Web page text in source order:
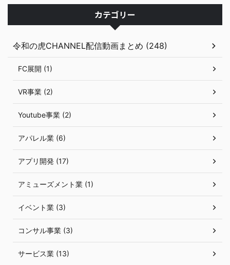
カテゴリー
令和の虎CHANNEL配信動画まとめ (248)
FC展開 (1)
VR事業 (2)
Youtube事業 (2)
アパレル業 (6)
アプリ開発 (17)
アミューズメント業 (1)
イベント業 (3)
コンサル事業 (3)
サービス業 (13)